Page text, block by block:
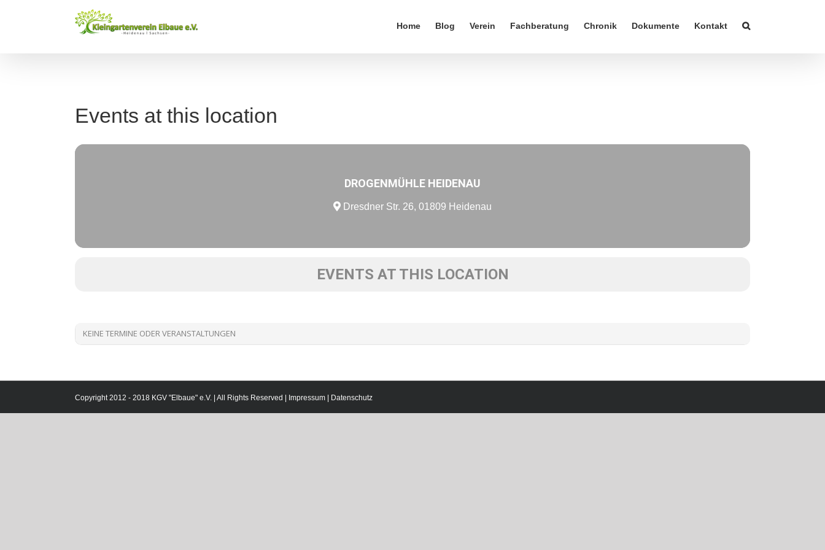
Home Blog Verein Fachberatung Chronik Dokumente Kontakt
Events at this location
DROGENMÜHLE HEIDENAU
Dresdner Str. 26, 01809 Heidenau
EVENTS AT THIS LOCATION
KEINE TERMINE ODER VERANSTALTUNGEN
Copyright 2012 - 2018 KGV "Elbaue" e.V. | All Rights Reserved | Impressum | Datenschutz